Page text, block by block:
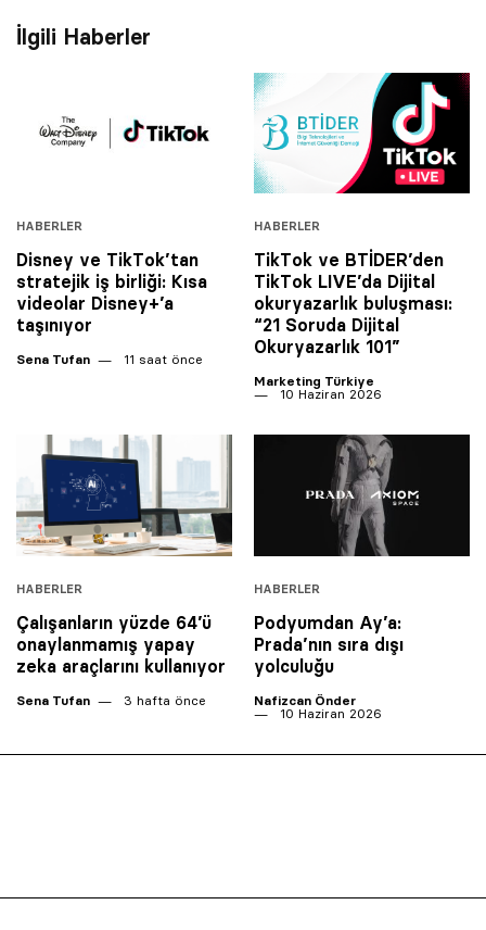
İlgili Haberler
HABERLER
Disney ve TikTok’tan
stratejik iş birliği: Kısa
videolar Disney+’a
taşınıyor
Sena Tufan 11 saat önce
HABERLER
TikTok ve BTİDER’den
TikTok LIVE’da Dijital
okuryazarlık buluşması:
“21 Soruda Dijital
Okuryazarlık 101”
Marketing Türkiye
10 Haziran 2026
HABERLER
Çalışanların yüzde 64’ü
onaylanmamış yapay
zeka araçlarını kullanıyor
Sena Tufan 3 hafta önce
HABERLER
Podyumdan Ay’a:
Prada’nın sıra dışı
yolculuğu
Nafizcan Önder
10 Haziran 2026